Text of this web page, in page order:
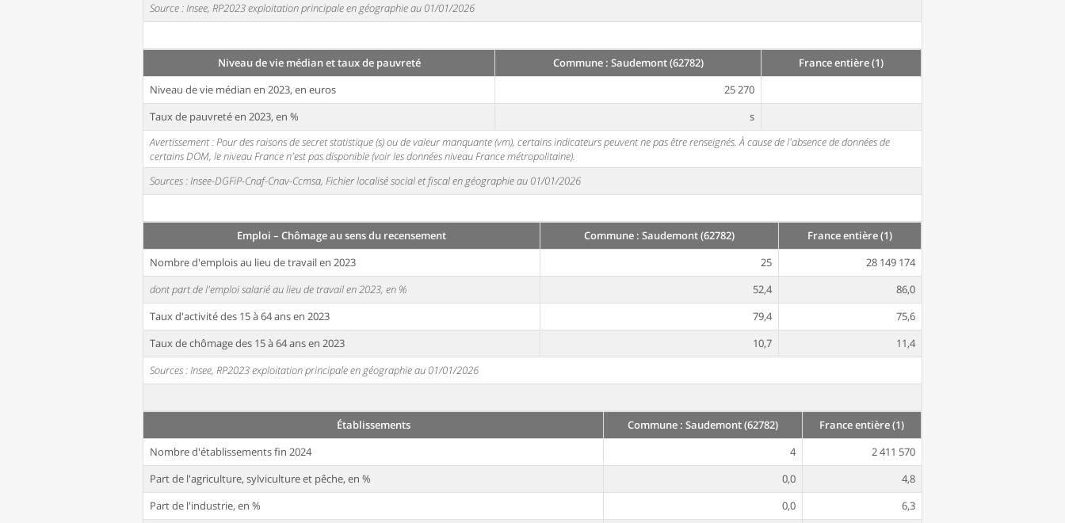
Source : Insee, RP2023 exploitation principale en géographie au 01/01/2026
Niveau de vie médian et taux de pauvreté Commune : Saudemont (62782)
France entière (1)
Niveau de vie médian en 2023, en euros
25 270
Taux de pauvreté en 2023, en %
s
Avertissement : Pour des raisons de secret statistique (s) ou de valeur manquante (vm), certains indicateurs peuvent ne pas être renseignés. À cause de l'absence de données de
certains DOM, le niveau France n'est pas disponible (voir les données niveau France métropolitaine).
Sources : Insee-DGFiP-Cnaf-Cnav-Ccmsa, Fichier localisé social et fiscal en géographie au 01/01/2026
Emploi – Chômage au sens du recensement Commune : Saudemont (62782)
France entière (1)
Nombre d'emplois au lieu de travail en 2023
25
28 149 174
dont part de l'emploi salarié au lieu de travail en 2023, en %
52,4
86,0
Taux d'activité des 15 à 64 ans en 2023
79,4
75,6
Taux de chômage des 15 à 64 ans en 2023
10,7
11,4
Sources : Insee, RP2023 exploitation principale en géographie au 01/01/2026
Établissements Commune : Saudemont (62782)
France entière (1)
Nombre d'établissements fin 2024
4
2 411 570
Part de l'agriculture, sylviculture et pêche, en %
0,0
4,8
Part de l'industrie, en %
0,0
6,3